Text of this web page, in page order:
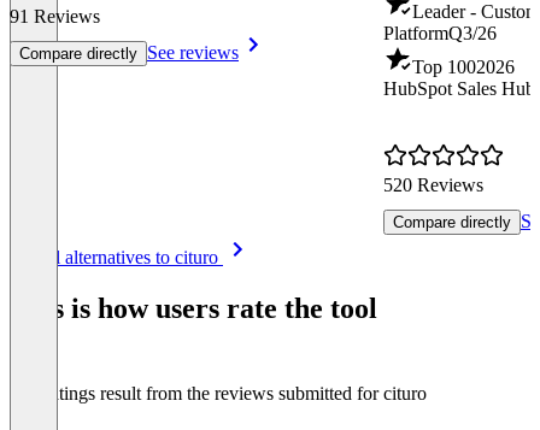
91 Reviews
Compare directly See reviews
Leader -
PlatformQ3/26
Top 1002026
HubSpot Sales Hub
520 Reviews
Compare directly
See all alternatives to cituro
This is how users rate the tool
The ratings result from the reviews submitted for cituro